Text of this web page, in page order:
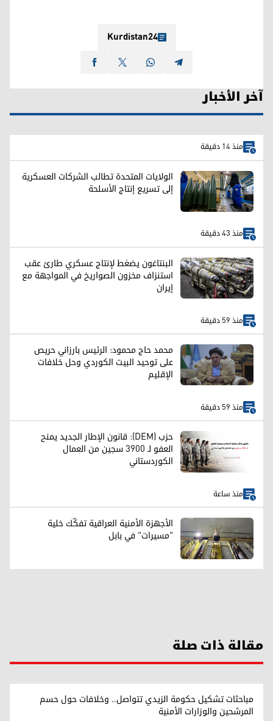
Kurdistan24
آخر الأخبار
منذ 14 دقيقة
الولايات المتحدة تطالب الشركات العسكرية
إلى تسريع إنتاج الأسلحة
منذ 43 دقيقة
البنتاغون يضغط لإنتاج عسكري طارئ عقب
استنزاف مخزون الصواريخ في المواجهة مع
إيران
منذ 59 دقيقة
محمد حاج محمود: الرئيس بارزاني حريص
على توحيد البيت الكوردي وحل خلافات
الإقليم
منذ 59 دقيقة
حزب (DEM): قانون الإطار الجديد يمنح
العفو لـ 3900 سجين من العمال
الكوردستاني
منذ ساعة
الأجهزة الأمنية العراقية تفكّك خلية
"مسيرات" في بابل
مقالة ذات صلة
مباحثات تشكيل حكومة الزيدي تتواصل.. وخلافات حول حسم
المرشحين والوزارات الأمنية